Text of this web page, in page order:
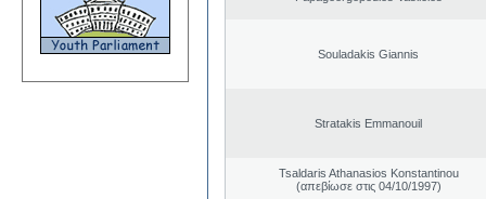
Souladakis Giannis
Stratakis Emmanouil
Tsaldaris Athanasios Konstantinou
(απεβίωσε στις 04/10/1997)